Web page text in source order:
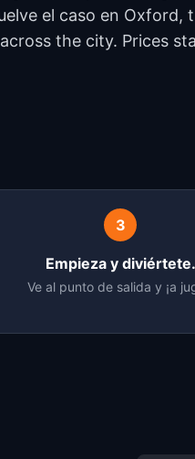
el caso en Oxford,
the city. Prices
3
Empieza y diviértete.
Ve al punto de salida y ¡a